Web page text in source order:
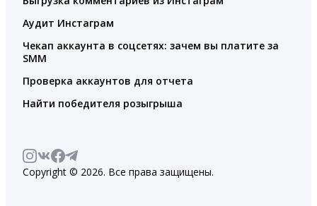
Аудит Инстаграм
Чекап аккаунта в соцсетях: зачем вы платите за
SMM
Проверка аккаунтов для отчета
Найти победителя розыгрыша
Copyright © 2026. Все права защищены.